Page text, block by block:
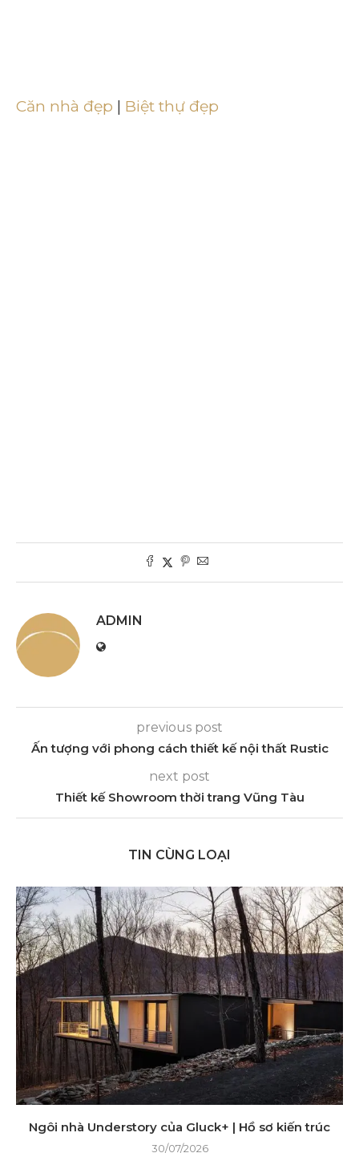
Căn nhà đẹp | Biệt thự đẹp
ADMIN
previous post
Ấn tượng với phong cách thiết kế nội thất Rustic
next post
Thiết kế Showroom thời trang Vũng Tàu
TIN CÙNG LOẠI
Ngôi nhà Understory của Gluck+ | Hồ sơ kiến ​​trúc
30/07/2026